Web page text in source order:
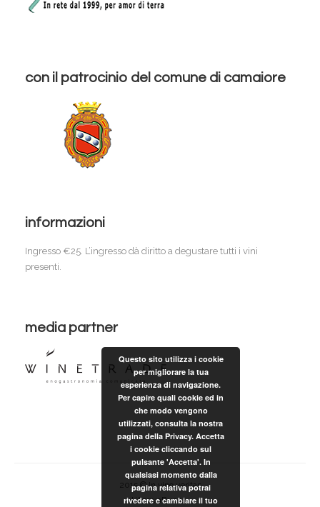
con il patrocinio del comune di camaiore
informazioni
Ingresso €25. L’ingresso dà diritto a degustare tutti i vini
presenti.
media partner
2015 © In vino veritas
L’AcquaBuona.
Questo sito utilizza i cookie
per migliorare la tua
esperienza di navigazione.
Per capire quali cookie ed in
che modo vengono
utilizzati, consulta la nostra
pagina della Privacy. Accetta
i cookie cliccando sul
pulsante 'Accetta'. In
qualsiasi momento dalla
pagina relativa potrai
rivedere e cambiare il tuo